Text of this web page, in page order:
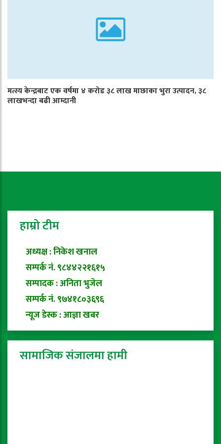
मत्स्य केन्द्रबाट एक वर्षमा ४ करोड ३८ लाख माछाका भुरा उत्पादन, ३८
लाखभन्दा बढी आम्दानी
हाम्रो टीम
अध्यक्ष : निकेश खनाल
सम्पर्क नं. ९८४४२२१६१५
सम्पादक : अनिता भुजेल
सम्पर्क नं. ९७४१८०३६९६
न्यूज डेस्क : आज्ञा खबर
सामाजिक संजालमा हामी